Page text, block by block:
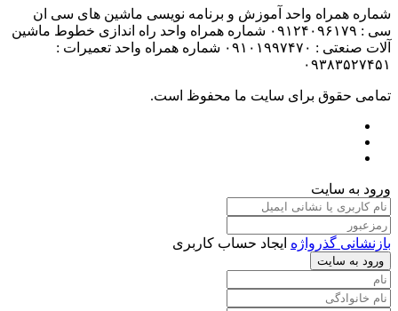
شماره همراه واحد آموزش و برنامه نویسی ماشین های سی ان
سی : ۰۹۱۲۴۰۹۶۱۷۹ شماره همراه واحد راه اندازی خطوط ماشین
آلات صنعتی : ۰۹۱۰۱۹۹۷۴۷۰ شماره همراه واحد تعمیرات :
۰۹۳۸۳۵۲۷۴۵۱
تمامی حقوق برای سایت ما محفوظ است.
ورود به سایت
بازنشانی گذرواژه ایجاد حساب کاربری
ورود به سایت